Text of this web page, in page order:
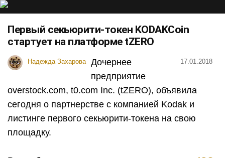
Первый секьюрити-токен KODAKCoin
стартует на платформе tZERO
Надежда Захарова 17.01.2018
Дочернее
предприятие
overstock.com, t0.com Inc. (tZERO), объявила
сегодня о партнерстве с компанией Kodak и
листинге первого секьюрити-токена на свою
площадку.